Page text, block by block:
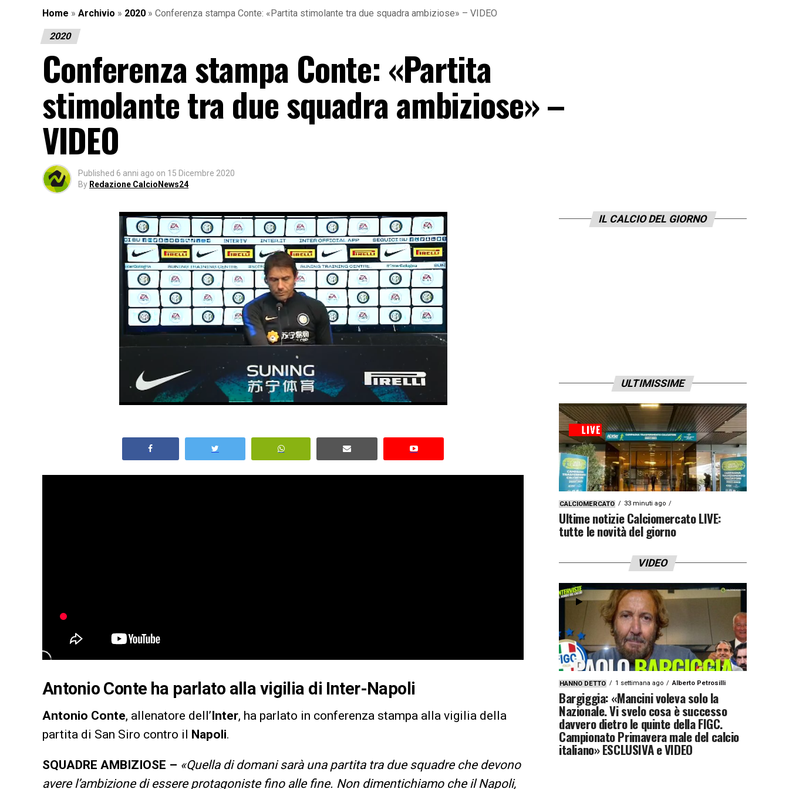
Home » Archivio » 2020 » Conferenza stampa Conte: «Partita stimolante tra due squadra ambiziose» – VIDEO
2020
Conferenza stampa Conte: «Partita
stimolante tra due squadra ambiziose» –
VIDEO
Published 6 anni ago on 15 Dicembre 2020
By Redazione CalcioNews24
Antonio Conte ha parlato alla vigilia di Inter-Napoli
Antonio Conte, allenatore dell’Inter, ha parlato in conferenza stampa alla vigilia della
partita di San Siro contro il Napoli.
SQUADRE AMBIZIOSE – «Quella di domani sarà una partita tra due squadre che devono
avere l’ambizione di essere protagoniste fino alle fine. Non dimentichiamo che il Napoli,
IL CALCIO DEL GIORNO
ULTIMISSIME
CALCIOMERCATO 33 minuti ago
Ultime notizie Calciomercato LIVE:
tutte le novità del giorno
VIDEO
HANNO DETTO 1 settimana ago Alberto Petrosilli
Bargiggia: «Mancini voleva solo la
Nazionale. Vi svelo cosa è successo
davvero dietro le quinte della FIGC.
Campionato Primavera male del calcio
italiano» ESCLUSIVA e VIDEO